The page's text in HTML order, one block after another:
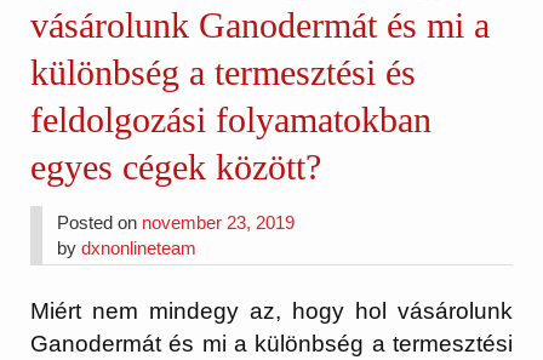
vásárolunk Ganodermát és mi a
különbség a termesztési és
feldolgozási folyamatokban
egyes cégek között?
Posted on november 23, 2019
bydxnonlineteam
Miért nem mindegy az, hogy hol vásárolunk
Ganodermát és mi a különbség a termesztési